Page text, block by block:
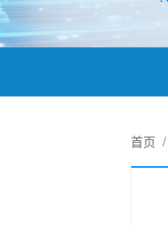
首页 /